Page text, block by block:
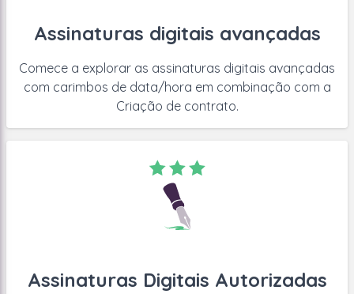
Assinaturas digitais avançadas
Comece a explorar as assinaturas digitais avançadas
com carimbos de data/hora em combinação com a
Criação de contrato.
Assinaturas Digitais Autorizadas